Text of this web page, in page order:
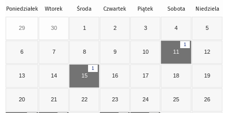
Poniedziałek Wtorek Środa Czwartek Piątek Sobota Niedziela
29 30 1 2 3 4 5
6 7 8 9 10
1
11 12
13 14
1
15 16 17 18 19
20 21 22 23 24 25 26